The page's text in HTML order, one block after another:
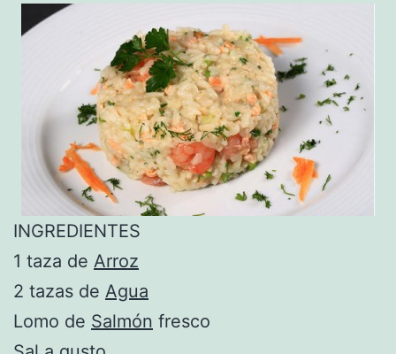
INGREDIENTES
1 taza de Arroz
2 tazas de Agua
Lomo de Salmón fresco